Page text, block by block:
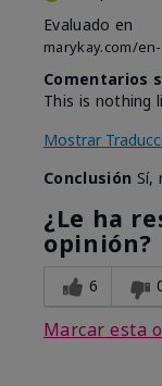
Evaluado en
marykay.com/
Comentarios
This is nothing
Mostrar
Conclusión Sí,
¿Le ha
opinión?
6
Marcar esta